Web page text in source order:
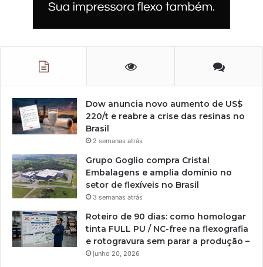
Dow anuncia novo aumento de US$
220/t e reabre a crise das resinas no
Brasil
2 semanas atrás
Grupo Goglio compra Cristal
Embalagens e amplia domínio no
setor de flexíveis no Brasil
3 semanas atrás
Roteiro de 90 dias: como homologar
tinta FULL PU / NC-free na flexografia
e rotogravura sem parar a produção –
junho 20, 2026